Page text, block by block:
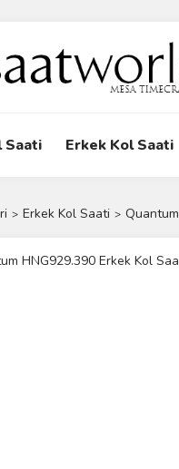
Saati Erkek Kol Saati
Erkek Kol Saati Quantum